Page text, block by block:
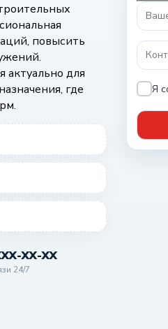
повысить
для
где
XX-XX
24/7
Я